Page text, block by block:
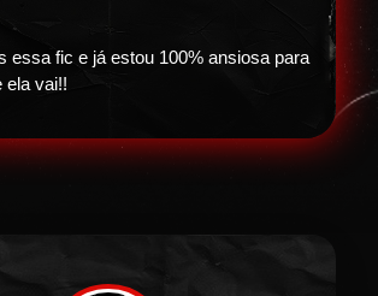
essa fic e já estou 100% ansiosa para
ela vai!!